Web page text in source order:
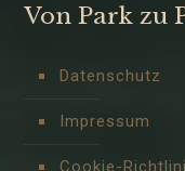
Von Park zu
Datenschutz
Impressum
Cookie-